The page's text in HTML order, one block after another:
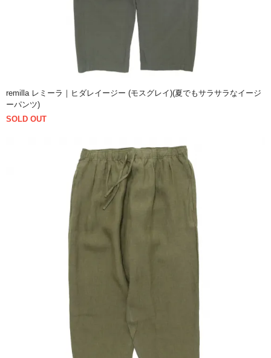
remilla レミーラ｜ヒダレイージー (モスグレイ)(夏でもサラサラなイージ
ーパンツ)
SOLD OUT